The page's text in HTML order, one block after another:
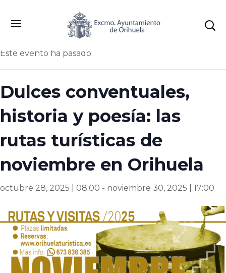
« Todos los Eventos
Este evento ha pasado.
Dulces conventuales,
historia y poesía: las
rutas turísticas de
noviembre en Orihuela
octubre 28, 2025 | 08:00 - noviembre 30, 2025 | 17:00